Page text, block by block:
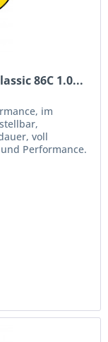
86C 1.0...
im
voll
Performance.